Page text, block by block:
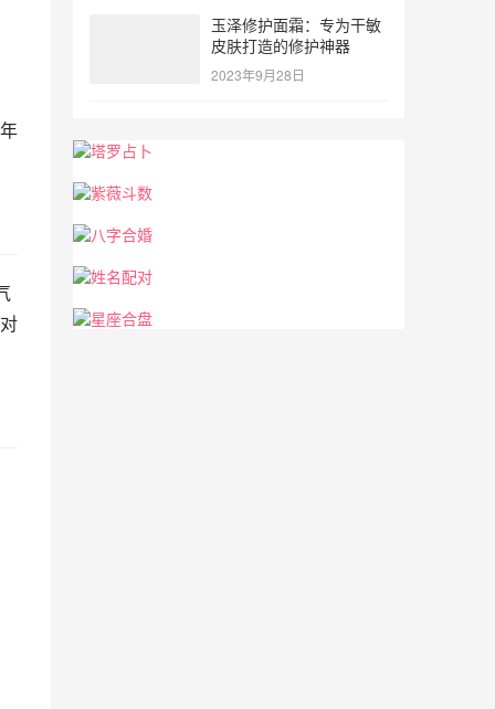
玉泽修护面霜：专为干敏
皮肤打造的修护神器
2023年9月28日